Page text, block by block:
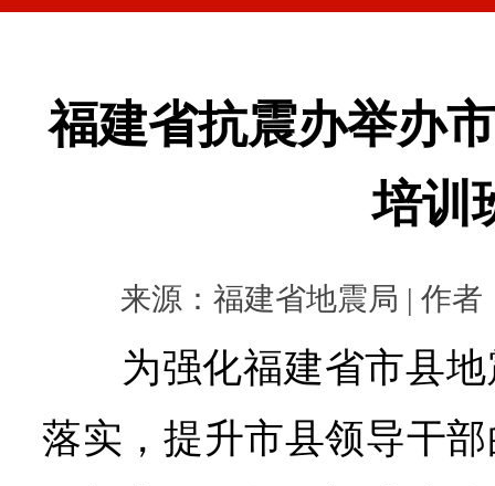
福建省抗震办举办
培训
来源：福建省地震局 | 作者
为强化福建省市县
落实，提升市县领导干